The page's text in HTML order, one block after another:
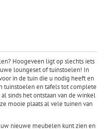
Hoogeveen ligt op slechts iets
loungeset of tuinstoelen! In
in de tuin die u nodig heeft en
tuinstoelen en tafels tot complete
sinds het ontstaan van de winkel
mooie plaats al vele tuinen van
nieuwe meubelen kunt zien en